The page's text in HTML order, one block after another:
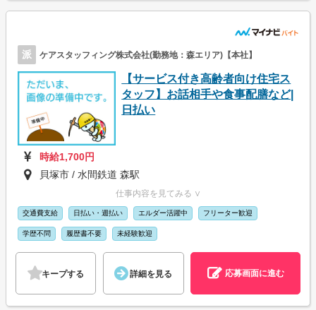
派 ケアスタッフィング株式会社(勤務地：森エリア)【本社】
【サービス付き高齢者向け住宅ス
タッフ】お話相手や食事配膳など|
日払い
時給1,700円
貝塚市 / 水間鉄道 森駅
仕事内容を見てみる ∨
交通費支給 日払い・週払い エルダー活躍中 フリーター歓迎
学歴不問 履歴書不要 未経験歓迎
キープする 詳細を見る 応募画面に進む